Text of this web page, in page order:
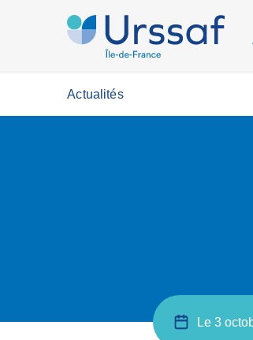
Actualités
Le 3